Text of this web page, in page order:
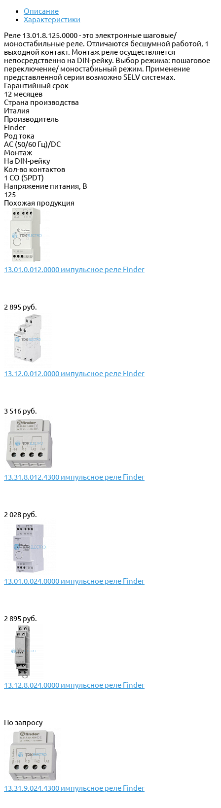
Описание
Характеристики
Реле 13.01.8.125.0000 - это электронные шаговые/
моностабильные реле. Отличаются бесшумной работой, 1
выходной контакт. Монтаж реле осуществляется
непосредственно на DIN-рейку. Выбор режима: пошаговое
переключение/ моностабиьный режим. Применение
представленной серии возможно SELV системах.
Гарантийный срок
12 месяцев
Страна производства
Италия
Производитель
Finder
Род тока
AC (50/60 Гц)/DC
Монтаж
На DIN-рейку
Кол-во контактов
1 CO (SPDT)
Напряжение питания, В
125
Похожая продукция
13.01.0.012.0000 импульсное реле Finder
2 895 руб.
13.12.0.012.0000 импульсное реле Finder
3 516 руб.
13.31.8.012.4300 импульсное реле Finder
2 028 руб.
13.01.0.024.0000 импульсное реле Finder
2 895 руб.
13.12.8.024.0000 импульсное реле Finder
По запросу
13.31.9.024.4300 импульсное реле Finder